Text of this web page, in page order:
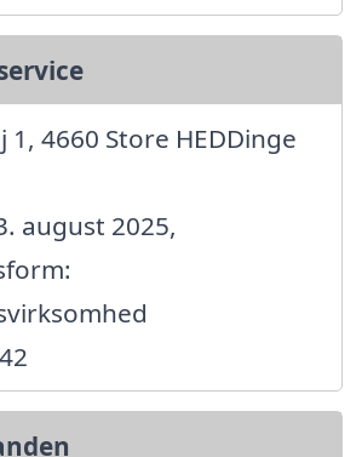
1, 4660 Store HEDDinge
august 2025,